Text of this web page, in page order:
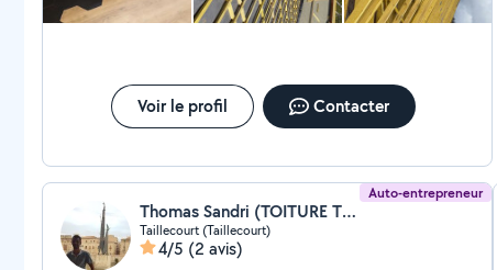
Voir le profil Contacter
Auto-entrepreneur
Thomas Sandri (TOITURE THOMAS)
Taillecourt (Taillecourt)
4/5 (2 avis)